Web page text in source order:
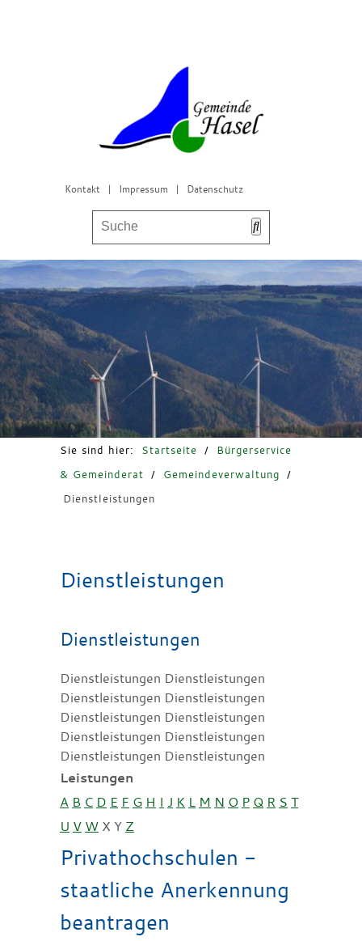
Kontakt | Impressum | Datenschutz
Bürgerservice & Gemeinderat
Leben in Hasel
Freizeit & Tourismus
Sie sind hier: Startseite /
Bürgerservice
& Gemeinderat
/ Gemeindeverwaltung
/
Dienstleistungen
Dienstleistungen
Dienstleistungen
Dienstleistungen Dienstleistungen
Dienstleistungen Dienstleistungen
Dienstleistungen Dienstleistungen
Dienstleistungen Dienstleistungen
Dienstleistungen Dienstleistungen
Leistungen
A B C D E F G H I J K L M N O P Q R S T
U V W X Y Z
Privathochschulen -
staatliche Anerkennung
beantragen